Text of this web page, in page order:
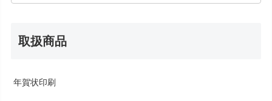
取扱商品
年賀状印刷